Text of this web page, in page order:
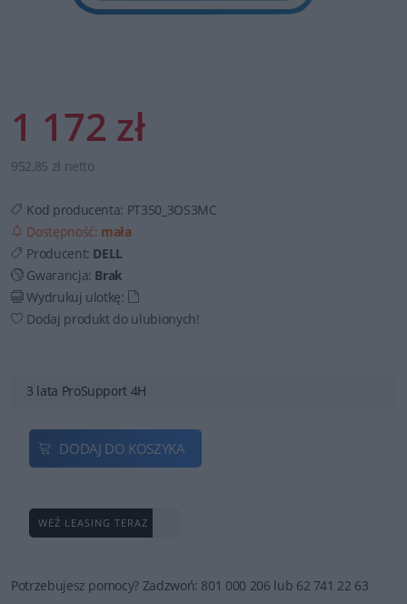
1 172 zł
952,85 zł netto
Kod producenta: PT350_3OS3MC
Dostępność: mała
Producent: DELL
Gwarancja: Brak
Wydrukuj ulotkę:
Dodaj produkt do ulubionych!
3 lata ProSupport 4H
DODAJ DO KOSZYKA
WEŹ LEASING TERAZ
Potrzebujesz pomocy? Zadzwoń: 801 000 206 lub 62 741 22 63